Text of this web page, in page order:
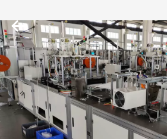
HUIS
PRODUCTEN
Ltd.
All
Rights
Reserved.